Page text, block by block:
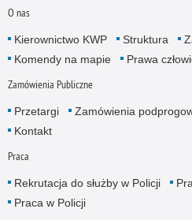
O nas
Kierownictwo KWP Struktura
Komendy na mapie
Prawa
Zamówienia Publiczne
Przetargi Zamówienia
Kontakt
Praca
Rekrutacja do służby w Policji
Praca w Policji